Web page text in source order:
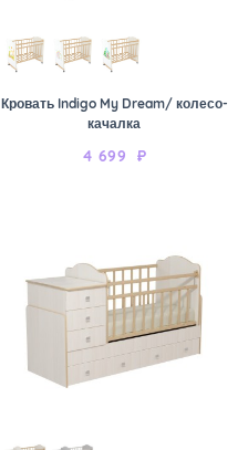
Кровать Indigo My Dream/ колесо-
качалка
4 699 ₽